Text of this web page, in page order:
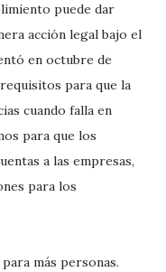
puede dar
acción legal bajo el
en octubre de
para que la
cuando falla en
para que los
a las empresas,
para los
más personas.